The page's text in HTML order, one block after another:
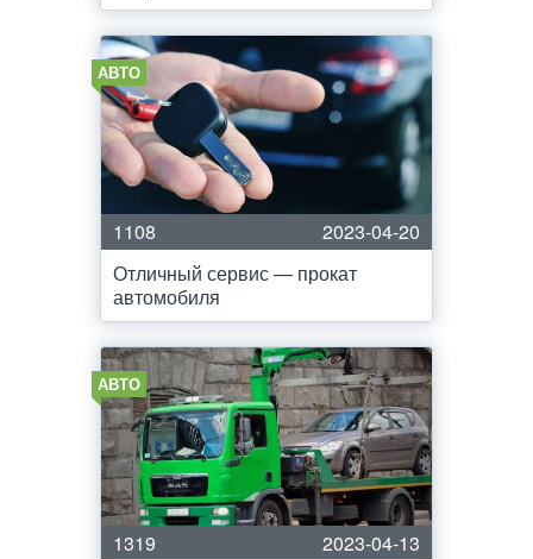
АВТО
1108
2023-04-20
Отличный сервис — прокат
автомобиля
АВТО
1319
2023-04-13